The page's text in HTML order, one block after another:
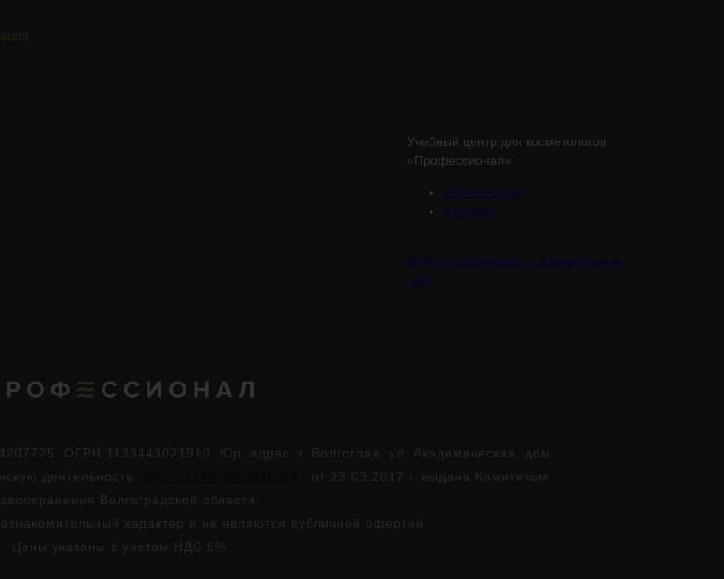
Учебный центр для косметологов
«Профессионал»
в Волгограде
в Москве
Доктор Саромыцкая - официальный
сайт
ОГРН 1133443021910. Юр. адрес: г. Волгоград, ул. Академическая, дом
деятельность
от 23.03.2017 г. выдана Комитетом
Волгоградской области.
характер и не являются публичной офертой.
Цены указаны с учетом НДС 5%